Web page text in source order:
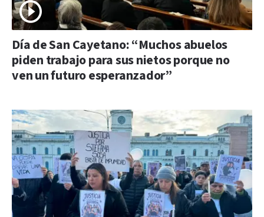
Día de San Cayetano: “Muchos abuelos
piden trabajo para sus nietos porque no
ven un futuro esperanzador”